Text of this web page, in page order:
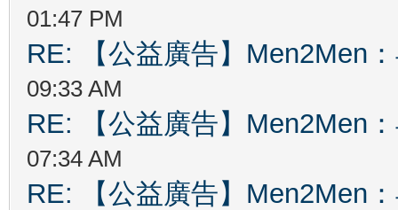
01:47 PM
RE: 【公益廣告】Men2Men
09:33 AM
RE: 【公益廣告】Men2Men
07:34 AM
RE: 【公益廣告】Men2Men